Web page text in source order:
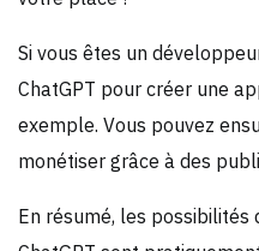
Si vous êtes un
ChatGPT pour créer une
exemple. Vous pouvez
monétiser grâce à des
En résumé, les possibilités